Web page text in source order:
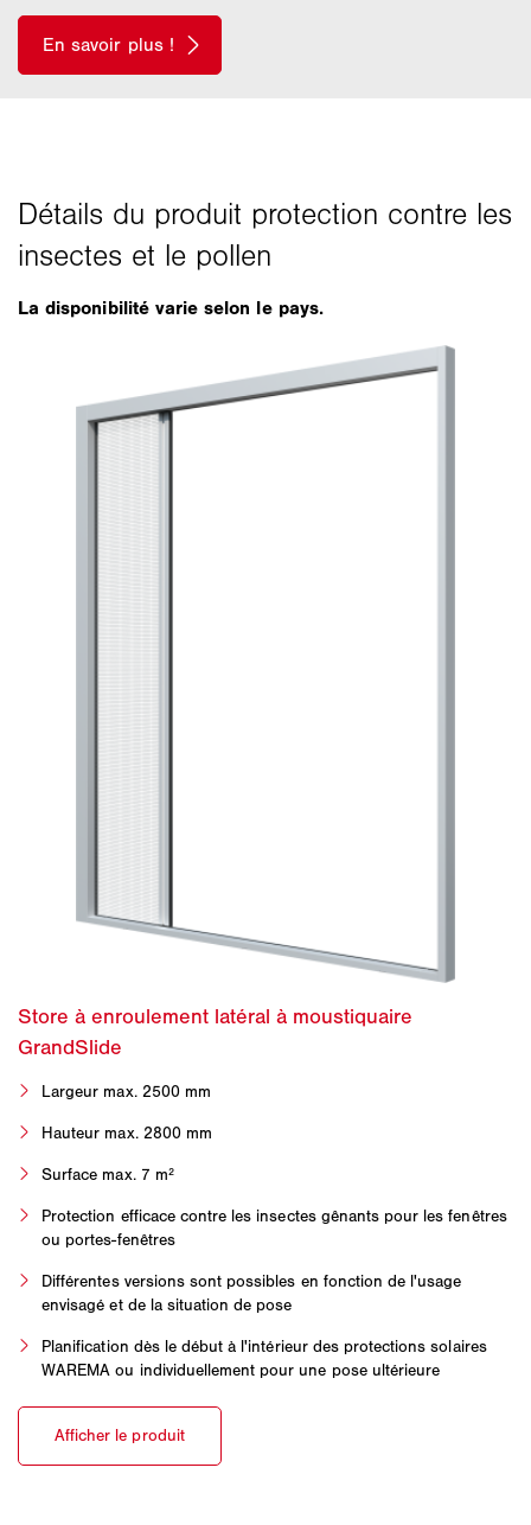
La disponibilité varie selon le pays.
Largeur max. 2500 mm
Hauteur max. 2800 mm
Surface max. 7 m²
Protection efficace contre les insectes gênants pour les fenêtres
ou portes-fenêtres
Différentes versions sont possibles en fonction de l'usage
envisagé et de la situation de pose
Planification dès le début à l'intérieur des protections solaires
WAREMA ou individuellement pour une pose ultérieure